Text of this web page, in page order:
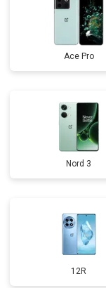
Ace Pro
Nord 3
12R